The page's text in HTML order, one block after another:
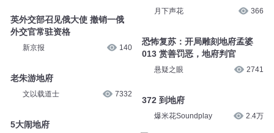
英外交部召见俄大使 撤销一俄
外交官常驻资格
新京报 140
老朱游地府
文以载道士 7332
5大闹地府
月下声花 366
恐怖复苏：开局雕刻地府孟婆
013 赏善罚恶，地府判官
悬疑之眼 2741
372 到地府
爆米花Soundplay 2.4万